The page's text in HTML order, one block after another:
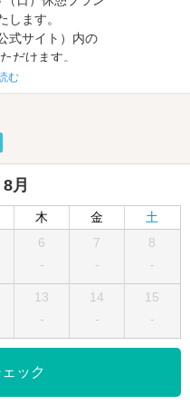
します。
式サイト）内の
だけます。
01より）―
10%を申し受けさせていた
す。
グレードな芸術創造空間。
歌山ICすぐそば、田井ノ瀬駅
はじめとする充実の設備はも
なメニューもご用意して、皆
む
月
木 金
土
6
-
7
-
8
-
13
-
14
-
15
-
ック